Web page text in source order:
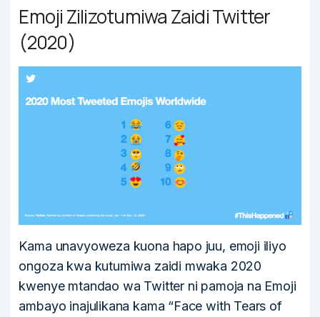
Emoji Zilizotumiwa Zaidi Twitter
(2020)
Kama unavyoweza kuona hapo juu, emoji iliyo
ongoza kwa kutumiwa zaidi mwaka 2020
kwenye mtandao wa Twitter ni pamoja na Emoji
ambayo inajulikana kama “Face with Tears of